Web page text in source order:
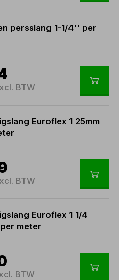
persslang 1-1/4'' per
BTW
Euroflex 1 25mm
BTW
Euroflex 1 1/4
meter
BTW